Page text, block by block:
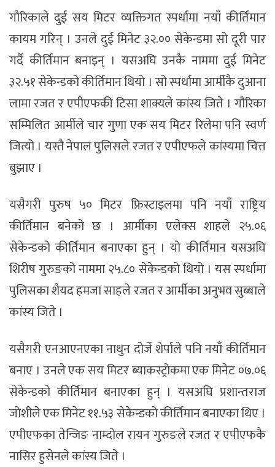
गौरिकाले दुई सय मिटर व्यक्तिगत स्पर्धामा नयाँ कीर्तिमान
कायम गरिन् । उनले दुई मिनेट ३२.०० सेकेन्डमा सो दूरी पार
गर्दै कीर्तिमान बनाइन् । यसअघि उनकै नाममा दुई मिनेट
३२.५१ सेकेन्डको कीर्तिमान थियो । सो स्पर्धामा आर्मीकै दुआना
लामा रजत र एपीएफकी टिसा शाक्यले कांस्य जिते । गौरिका
सम्मिलित आर्मीले चार गुणा एक सय मिटर रिलेमा पनि स्वर्ण
जित्यो । यस्तै नेपाल पुलिसले रजत र एपीएफले कांस्यमा चित्त
बुझाए ।
यसैगरी पुरुष ५० मिटर फ्रिस्टाइलमा पनि नयाँ राष्ट्रिय
कीर्तिमान बनेको छ । आर्मीका एलेक्स शाहले २५.०६
सेकेन्डको कीर्तिमान बनाएका हुन् । यो कीर्तिमान यसअघि
शिरीष गुरुङको नाममा २५.८० सेकेन्डको थियो । यस स्पर्धामा
पुलिसका शैयद हमजा साहले रजत र आर्मीका अनुभव सुब्बाले
कांस्य जिते ।
यसैगरी एनआएनएका नाथुन दोर्जे शेर्पाले पनि नयाँ कीर्तिमान
बनाए । उनले एक सय मिटर ब्याकस्ट्रोकमा एक मिनेट ०७.०६
सेकेन्डको कीर्तिमान बनाएका हुन् । यसअघि प्रशान्तराज
जोशीले एक मिनेट ११.५३ सेकेन्डको कीर्तिमान बनाएका थिए ।
एपीएफका तेन्जिङ नाम्दोल रायन गुरुङले रजत र एपीएफकै
नासिर हुसेनले कांस्य जिते ।